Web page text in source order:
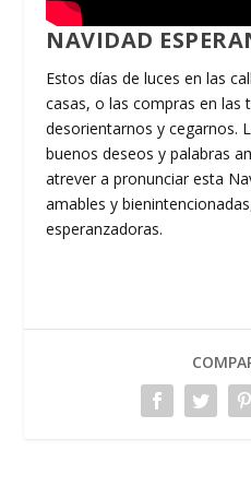
NAVIDAD
Estos días de luces en las
casas, o las compras en las
desorientarnos y cegarnos.
buenos deseos y palabras
atrever a pronunciar esta
amables y
esperanzadoras.